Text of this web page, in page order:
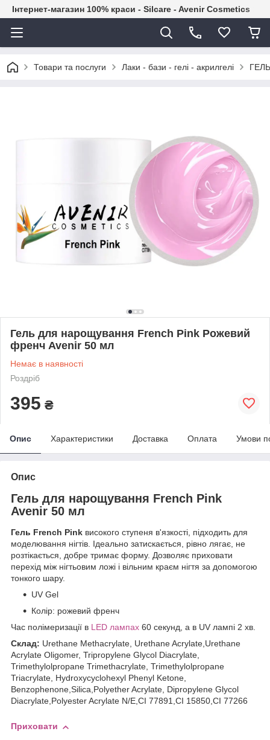
Інтернет-магазин 100% краси - Silcare - Avenir Cosmetics
Товари та послуги Лаки - бази - гелі - акрилгелі
Гель для нарощування French Pink Рожевий
френч Avenir 50 мл
Немає в наявності
Роздріб
395 ₴
Опис Характеристики Доставка Оплата Умови
Опис
Гель для нарощування French Pink
Avenir 50 мл
Гель French Pink високого ступеня в'язкості, підходить для
моделювання нігтів. Ідеально затискається, рівно лягає, не
розтікається, добре тримає форму. Дозволяє приховати
перехід між нігтьовим ложі і вільним краєм нігтя за допомогою
тонкого шару.
UV Gel
Колір: рожевий френч
Час полімеризації в LED лампах 60 секунд, а в UV лампі 2 хв.
Склад: Urethane Methacrylate, Urethane Acrylate,Urethane
Acrylate Oligomer, Tripropylene Glycol Diacrylate,
Trimethylolpropane Trimethacrylate, Trimethylolpropane
Triacrylate, Hydroxycyclohexyl Phenyl Ketone,
Benzophenone,Silica,Polyether Acrylate, Dipropylene Glycol
Diacrylate,Polyester Acrylate N/E,CI 77891,CI 15850,CI 77266
Приховати